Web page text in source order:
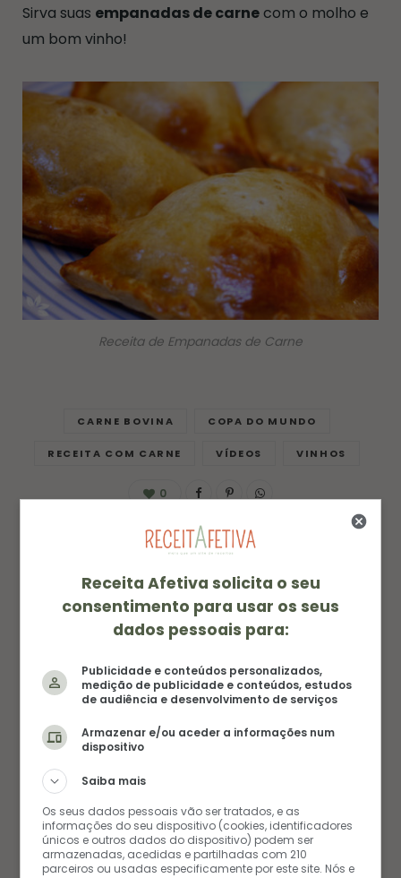
Sirva suas empanadas de carnecom o molho e
um bom vinho!
Receita de Empanadas de Carne
CARNE BOVINA COPA DO MUNDO
RECEITA COM CARNE VÍDEOS VINHOS
0
AMANDA FERNANDES
Amanda é a alma e as mãos por trás das receitas
do blog. Com um amor genuíno por todos os
sabores, ela encara qualquer prato de olhos
fechados e coração aberto. Sua paixão está na
cozinha, mas os pés não resistem a uma nova
aventura. Entre panelas e passagens, ela transforma
ingredientes em histórias e experiências em
Receita Afetiva solicita o seu
consentimento para usar os seus
dados pessoais para:
Publicidade e conteúdos personalizados,
medição de publicidade e conteúdos, estudos
de audiência e desenvolvimento de serviços
Armazenar e/ou aceder a informações num
dispositivo
Saiba mais
Os seus dados pessoais vão ser tratados, e as
informações do seu dispositivo (cookies, identificadores
únicos e outros dados do dispositivo) podem ser
armazenadas, acedidas e partilhadas com 210
parceiros ou usadas especificamente por este site. Nós e